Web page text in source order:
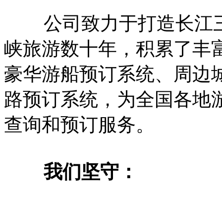
公司致力于打造长江
峡旅游数十年，积累了丰
豪华游船预订系统、周边
路预订系统，为全国各地
查询和预订服务。
我们坚守：